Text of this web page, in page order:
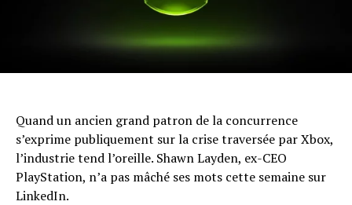
Quand un ancien grand patron de la concurrence
s’exprime publiquement sur la crise traversée par Xbox,
l’industrie tend l’oreille. Shawn Layden, ex-CEO
PlayStation, n’a pas mâché ses mots cette semaine sur
LinkedIn.